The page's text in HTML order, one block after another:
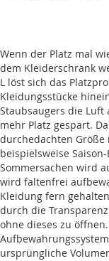
Wenn der Platz mal
dem Kleiderschrank
L löst sich das
Kleidungsstücke
Staubsaugers die Luft
mehr Platz gespart.
durchedachten
beispielsweise
Sommersachen wird
wird faltenfrei
Kleidung fern
durch die
ohne dieses zu
ursprüngliche